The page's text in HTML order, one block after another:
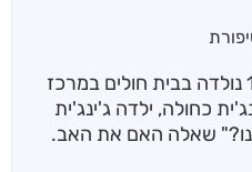
ביום אביב נעים בשנת 1988 נולדה בבית חולים במרכז
כחולה, ילדה ג'ינג'ית
שאלה האם את האב.